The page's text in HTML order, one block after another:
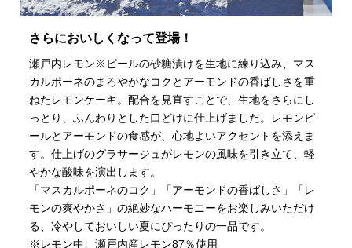
さらにおいしくなって登場！
瀬戸内レモン※ピールの砂糖漬けを生地に練り込み、マス
カルポーネのまろやかなコクとアーモンドの香ばしさを重
ねたレモンケーキ。配合を見直すことで、生地をさらにし
っとり、ふんわりとした口どけに仕上げました。レモンピ
ールとアーモンドの食感が、心地よいアクセントを添えま
す。仕上げのグラサージュがレモンの風味を引き立て、軽
やかな酸味を演出します。
「マスカルポーネのコク」「アーモンドの香ばしさ」「レ
モンの爽やかさ」の絶妙なハーモニーをお楽しみいただけ
る、冷やしておいしい夏にぴったりの一品です。
※レモン中、瀬戸内産レモン87％使用